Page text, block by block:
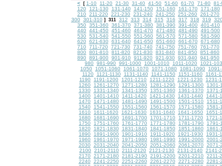
< [ 1-10 11-20 21-30 31-40 41-50 51-60 61-70 71-80
81-
120
121-130 131-140 141-150 151-160 161-170
171-180
210
211-220 221-230 231-240 241-250 251-260
261-270
300
301-310 ] 311 312 313 314 315 316 317 318 319
350
351-360 361-370 371-380 381-390 391-400
401-410
440
441-450 451-460 461-470 471-480 481-490
491-500
530
531-540 541-550 551-560 561-570 571-580
581-590
620
621-630 631-640 641-650 651-660 661-670
671-680
710
711-720 721-730 731-740 741-750 751-760
761-770
800
801-810 811-820 821-830 831-840 841-850
851-860
890
891-900 901-910 911-920 921-930 931-940
941-950
980
981-990 991-1000 1001-1010 1011-1020
1021-
1050
1051-1060 1061-1070 1071-1080 1081-1090
1120
1121-1130 1131-1140 1141-1150 1151-1160
1161-
1190
1191-1200 1201-1210 1211-1220 1221-1230
1231-
1260
1261-1270 1271-1280 1281-1290 1291-1300
1301-
1330
1331-1340 1341-1350 1351-1360 1361-1370
1371-
1400
1401-1410 1411-1420 1421-1430 1431-1440
1441-
1470
1471-1480 1481-1490 1491-1500 1501-1510
1511-
1540
1541-1550 1551-1560 1561-1570 1571-1580
1581-
1610
1611-1620 1621-1630 1631-1640 1641-1650
1651-
1680
1681-1690 1691-1700 1701-1710 1711-1720
1721-
1750
1751-1760 1761-1770 1771-1780 1781-1790
1791-
1820
1821-1830 1831-1840 1841-1850 1851-1860
1861-
1890
1891-1900 1901-1910 1911-1920 1921-1930
1931-
1960
1961-1970 1971-1980 1981-1990 1991-2000
2001-
2030
2031-2040 2041-2050 2051-2060 2061-2070
2071-
2100
2101-2110 2111-2120 2121-2130 2131-2140
2141-
2170
2171-2180 2181-2190 2191-2200 2201-2210
2211-
2240
2241-2250 2251-2260 2261-2270 2271-2280
2281-